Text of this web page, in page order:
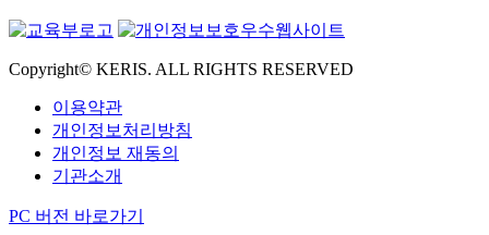
Copyright© KERIS. ALL RIGHTS RESERVED
이용약관
개인정보처리방침
개인정보 재동의
기관소개
PC 버전 바로가기